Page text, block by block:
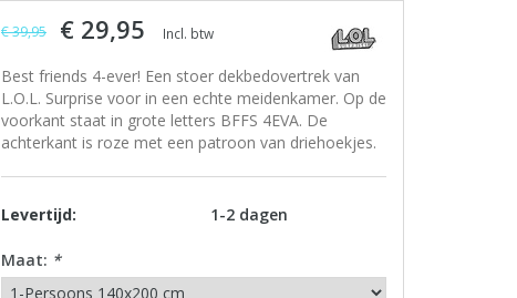
€ 39,95 € 29,95 Incl. btw
Best friends 4-ever! Een stoer dekbedovertrek van
L.O.L. Surprise voor in een echte meidenkamer. Op de
voorkant staat in grote letters BFFS 4EVA. De
achterkant is roze met een patroon van driehoekjes.
Levertijd: 1-2 dagen
Maat: *